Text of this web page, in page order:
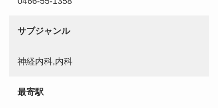
サブジャンル
神経内科,内科
最寄駅